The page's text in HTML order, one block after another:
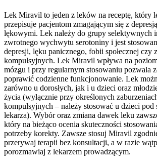
Lek Miravil to jeden z leków na receptę, który
przepisuje pacjentom zmagającym się z
lękowymi. Lek należy do grupy selektywnych
zwrotnego wychwytu serotoniny i jest
depresji, lęku panicznego, fobii społecznej czy
kompulsyjnych. Lek Miravil wpływa na
mózgu i przy regularnym stosowaniu pozwala
poprawić codzienne funkcjonowanie. Lek
zarówno u dorosłych, jak i u dzieci oraz
życia (wyłącznie przy określonych
kompulsyjnych – należy stosować u dzieci pod
lekarza). Wybór oraz zmiana dawek leku
który na bieżąco ocenia skuteczności
potrzeby korekty. Zawsze stosuj Miravil
przerywaj terapii bez konsultacji, a w razie
porozmawiaj z lekarzem prowadzącym.